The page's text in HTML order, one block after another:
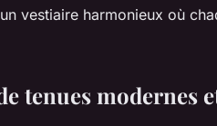
vestiaire harmonieux où
tenues modernes